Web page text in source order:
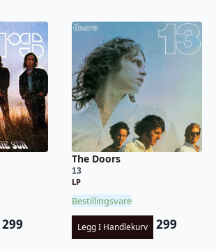
299
The Doors
13
LP
Bestillingsvare
Legg I Handlekurv 299